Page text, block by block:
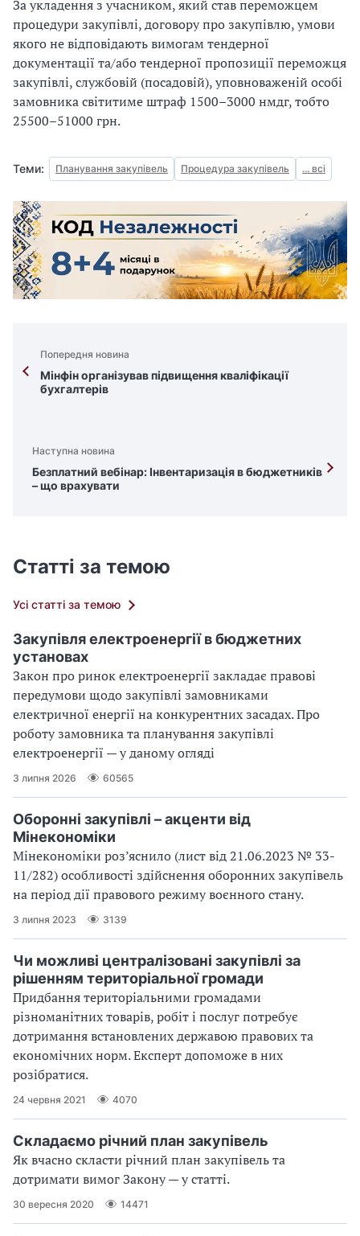
За укладення з учасником, який став переможцем
процедури закупівлі, договору про закупівлю, умови
якого не відповідають вимогам тендерної
документації та/або тендерної пропозиції переможця
закупівлі, службовій (посадовій), уповноваженій особі
замовника світитиме штраф 1500–3000 нмдг, тобто
25500–51000 грн.
Теми: Планування закупівель Процедура закупівель ... всі
Попередня новина
Мінфін організував підвищення кваліфікації
бухгалтерів
Наступна новина
Безплатний вебінар: Інвентаризація в бюджетників
– що врахувати
Статті за темою
Усі статті за темою
Закупівля електроенергії в бюджетних
установах
Закон про ринок електроенергії закладає правові
передумови щодо закупівлі замовниками
електричної енергії на конкурентних засадах. Про
роботу замовника та планування закупівлі
електроенергії — у даному огляді
3 липня 2026 60565
Оборонні закупівлі – акценти від
Мінекономіки
Мінекономіки роз’яснило (лист від 21.06.2023 № 33-
11/282) особливості здійснення оборонних закупівель
на період дії правового режиму воєнного стану.
3 липня 2023 3139
Чи можливі централізовані закупівлі за
рішенням територіальної громади
Придбання територіальними громадами
різноманітних товарів, робіт і послуг потребує
дотримання встановлених державою правових та
економічних норм. Експерт допоможе в них
розібратися.
24 червня 2021 4070
Складаємо річний план закупівель
Як вчасно скласти річний план закупівель та
дотримати вимог Закону — у статті.
30 вересня 2020 14471